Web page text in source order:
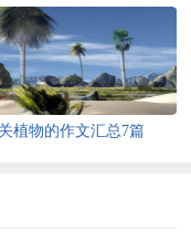
植物的作文汇总7篇